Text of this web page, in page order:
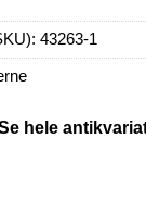
43263-1
hele